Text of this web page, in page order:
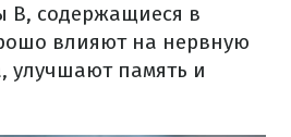
В, содержащиеся в
влияют на нервную
улучшают память и